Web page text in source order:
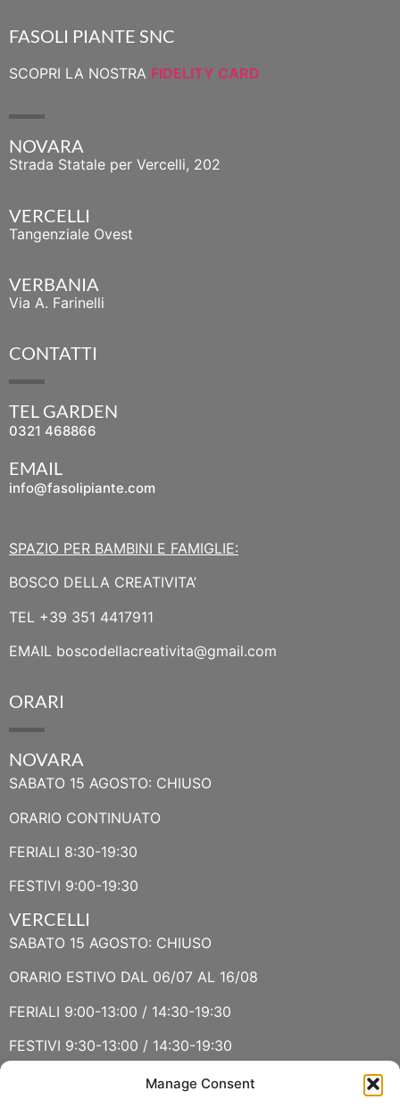
Manage Consent
FASOLI PIANTE SNC
SCOPRI LA NOSTRA FIDELITY CARD
NOVARA
Strada Statale per Vercelli, 202
VERCELLI
Tangenziale Ovest
VERBANIA
Via A. Farinelli
CONTATTI
TEL GARDEN
0321 468866
EMAIL
info@fasolipiante.com
SPAZIO PER BAMBINI E FAMIGLIE:
BOSCO DELLA CREATIVITA’
TEL +39 351 4417911
EMAIL boscodellacreativita@gmail.com
ORARI
NOVARA
SABATO 15 AGOSTO: CHIUSO
ORARIO CONTINUATO
FERIALI 8:30-19:30
FESTIVI 9:00-19:30
VERCELLI
SABATO 15 AGOSTO: CHIUSO
ORARIO ESTIVO DAL 06/07 AL 16/08
FERIALI 9:00-13:00 / 14:30-19:30
FESTIVI 9:30-13:00 / 14:30-19:30